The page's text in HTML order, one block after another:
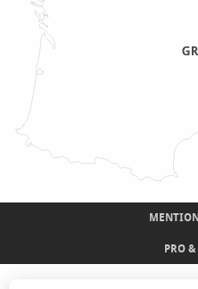
PRO &
Avec le concours de l'Union Européenne.